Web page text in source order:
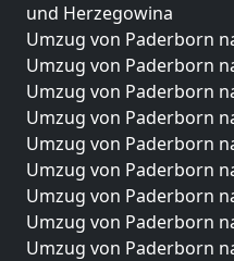
und Herzegowina
Umzug von Paderborn
Umzug von Paderborn
Umzug von Paderborn
Umzug von Paderborn
Umzug von Paderborn
Umzug von Paderborn
Umzug von Paderborn
Umzug von Paderborn
Umzug von Paderborn